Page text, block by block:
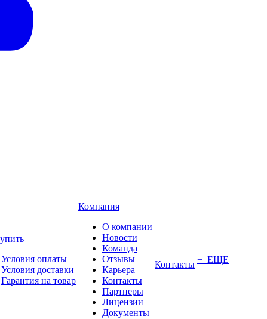
Условия оплаты
Условия доставки
Гарантия на товар
Компания
О компании
Новости
Команда
Отзывы
Карьера
Контакты
Партнеры
Лицензии
Документы
Контакты + ЕЩЕ